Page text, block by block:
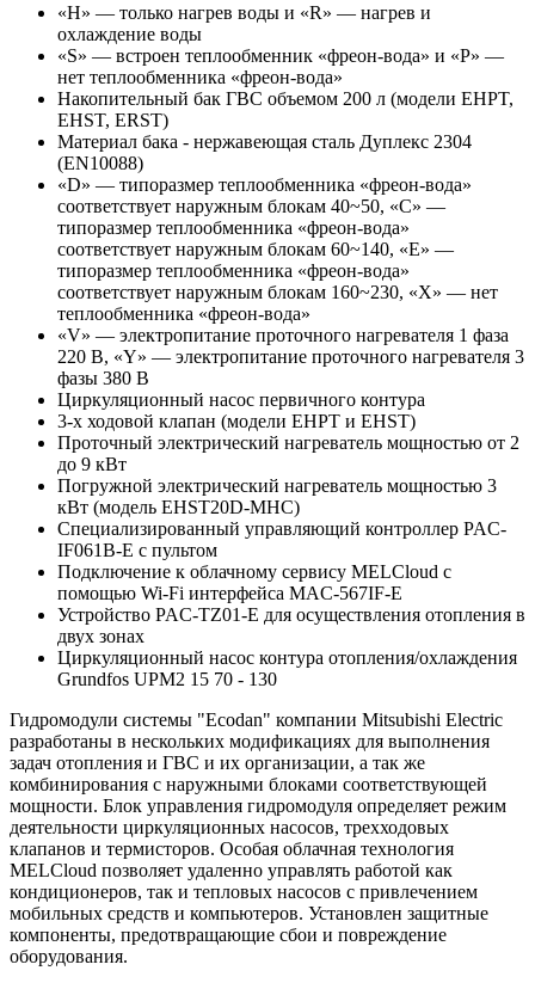
«H» — только нагрев воды и «R» — нагрев и
охлаждение воды
«S» — встроен теплообменник «фреон-вода» и «P» —
нет теплообменника «фреон-вода»
Накопительный бак ГВС объемом 200 л (модели EHPT,
EHST, ERST)
Материал бака - нержавеющая сталь Дуплекс 2304
(EN10088)
«D» — типоразмер теплообменника «фреон-вода»
соответствует наружным блокам 40~50, «C» —
типоразмер теплообменника «фреон-вода»
соответствует наружным блокам 60~140, «E» —
типоразмер теплообменника «фреон-вода»
соответствует наружным блокам 160~230, «X» — нет
теплообменника «фреон-вода»
«V» — электропитание проточного нагревателя 1 фаза
220 В, «Y» — электропитание проточного нагревателя 3
фазы 380 В
Циркуляционный насос первичного контура
3-х ходовой клапан (модели EHPT и EHST)
Проточный электрический нагреватель мощностью от 2
до 9 кВт
Погружной электрический нагреватель мощностью 3
кВт (модель EHST20D-MHC)
Специализированный управляющий контроллер PAC-
IF061B-E с пультом
Подключение к облачному сервису MELCloud с
помощью Wi-Fi интерфейса MAC-567IF-E
Устройство PAC-TZ01-E для осуществления отопления в
двух зонах
Циркуляционный насос контура отопления/охлаждения
Grundfos UPM2 15 70 - 130
Гидромодули системы "Ecodan" компании Mitsubishi Electric
разработаны в нескольких модификациях для выполнения
задач отопления и ГВС и их организации, а так же
комбинирования с наружными блоками соответствующей
мощности. Блок управления гидромодуля определяет режим
деятельности циркуляционных насосов, трехходовых
клапанов и термисторов. Особая облачная технология
MELCloud позволяет удаленно управлять работой как
кондиционеров, так и тепловых насосов с привлечением
мобильных средств и компьютеров. Установлен защитные
компоненты, предотвращающие сбои и повреждение
оборудования.